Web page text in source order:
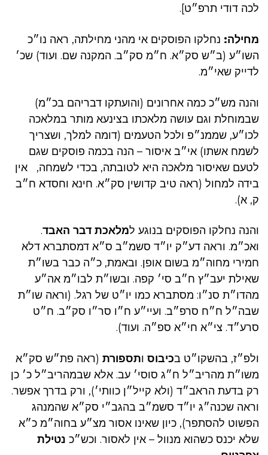
לכה דודי תרפ״ט].
מחילה: נחלקו הפוסקים אי מהני מחילתה, ראה נו״כ
השו״ע (ב״ש סק״א. ח״מ סק״ב. המקנה שם. ועוד) שכ׳
לדייק שאי״מ.
והנה מש״כ כמה אחרונים (והועתקו דבריהם בכ״מ)
שבמוחלת וגם עושה מלאכתו בצינעא מותר במלאכה
לכו״ע, שממנ״פ ולכל הטעמים (דומה למלך, ושצריך
לשמח אשתו) אי״ב איסור – הנה בכמה פוסקים שגם
לטעם שאיסור מלאכה היא לטובתה, בכדי לשמחה, אין
בידה למחול (ראה טיב קדושין סק״א. חינא וחסדא ח״ב
ק, א).
והנה נחלקו הפוסקים בנוגע למלאכת דבר האבד.
ואכ״מ. וראה דע״ק יו״ד סשמ״ב ס״א דמסתברא דלא
חמירי מחוה״מ בשום אופן. ובאמת, כ״ה כבר בשו״ת
שאילת יעב״ץ ח״ב סי׳ קפה. ובשו״ת לבו״מ אה״ע
מהדו״ת סנ״ו: מסתברא כמו יו״ט של רגל. (וראה שו״ת
שבה״ל ח״ח סרפ״ב. ועיי״ע ח״ו סר״ו סק״ב. ח״ט
סרע״ד. צי״א חי״א ספ״ה. ועוד).
ולפ״ז, בהשקו״ט בכיבוס ותספורת (ראה פת״ש סק״א
משו״ת מהריב״ל ח״ג סוסי׳ עב. אלא שבמהריב״ל כ׳ כן
רק בדעת הראב״ד (ולא קייל״ן כוותי׳), ורק בדרך אפשר.
וראה שכנה״ג יו״ד סשמ״ב בהגב״י סק״א שהמנהג
הפשוט להסתפר), כיון שאינו אסור מצ״ע בחוה״מ כ״א
שלא יכנס כשהוא מנוול – אין לאסור. וכש״כ נטילת